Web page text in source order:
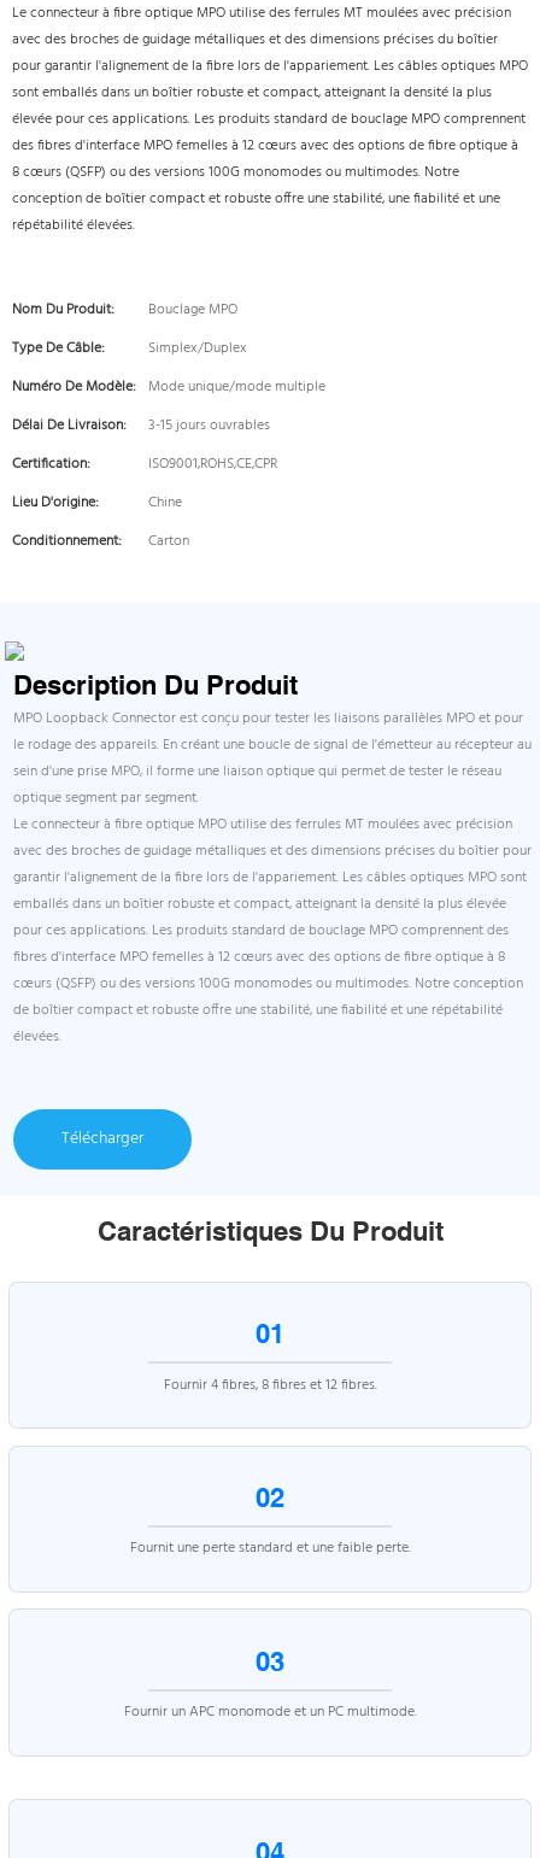
Le connecteur à fibre optique MPO utilise des ferrules MT moulées avec précision
avec des broches de guidage métalliques et des dimensions précises du boîtier
pour garantir l'alignement de la fibre lors de l'appariement. Les câbles optiques MPO
sont emballés dans un boîtier robuste et compact, atteignant la densité la plus
élevée pour ces applications. Les produits standard de bouclage MPO comprennent
des fibres d'interface MPO femelles à 12 cœurs avec des options de fibre optique à
8 cœurs (QSFP) ou des versions 100G monomodes ou multimodes. Notre
conception de boîtier compact et robuste offre une stabilité, une fiabilité et une
répétabilité élevées.
Nom Du Produit:
Bouclage MPO
Type De Câble:
Simplex/Duplex
Numéro De Modèle: Mode unique/mode multiple
Délai De Livraison:
3-15 jours ouvrables
Certification:
ISO9001,ROHS,CE,CPR
Lieu D'origine:
Chine
Conditionnement:
Carton
Description Du Produit
MPO Loopback Connector est conçu pour tester les liaisons parallèles MPO et pour
le rodage des appareils. En créant une boucle de signal de l'émetteur au récepteur au
sein d'une prise MPO, il forme une liaison optique qui permet de tester le réseau
optique segment par segment.
Le connecteur à fibre optique MPO utilise des ferrules MT moulées avec précision
avec des broches de guidage métalliques et des dimensions précises du boîtier pour
garantir l'alignement de la fibre lors de l'appariement. Les câbles optiques MPO sont
emballés dans un boîtier robuste et compact, atteignant la densité la plus élevée
pour ces applications. Les produits standard de bouclage MPO comprennent des
fibres d'interface MPO femelles à 12 cœurs avec des options de fibre optique à 8
cœurs (QSFP) ou des versions 100G monomodes ou multimodes. Notre conception
de boîtier compact et robuste offre une stabilité, une fiabilité et une répétabilité
élevées.
Télécharger
Caractéristiques Du Produit
01
Fournir 4 fibres, 8 fibres et 12 fibres.
02
Fournit une perte standard et une faible perte.
03
Fournir un APC monomode et un PC multimode.